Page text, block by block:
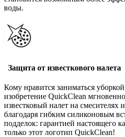
воды.
Защита от известкового налета
Кому нравится заниматься
изобретение QuickClean
известковый налет на смесителях
благодаря гибким силиконовым
подделок: гарантией настоящего
только этот логотип QuickClean!